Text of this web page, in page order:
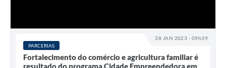
28 JAN 2023 - 09h39
PARCERIAS
Fortalecimento do comércio e agricultura familiar é
resultado do programa Cidade Empreendedora em